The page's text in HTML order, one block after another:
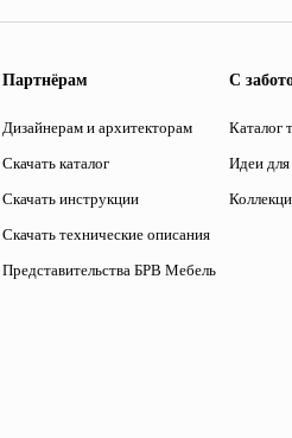
Партнёрам
Дизайнерам и архитекторам
Скачать каталог
Скачать инструкции
Скачать технические описания
Представительства БРВ Мебель
С
Каталог
Идеи